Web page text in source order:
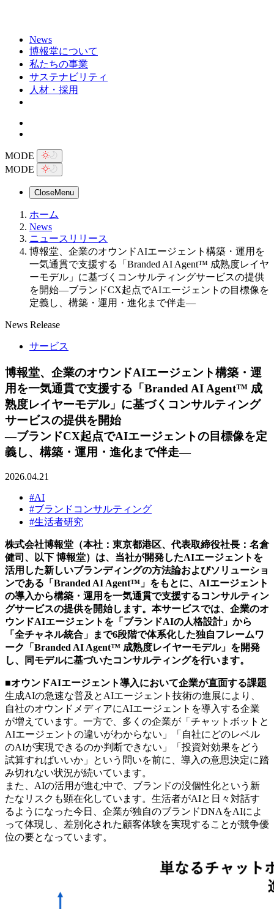
News
博報堂について
私たちの事業
サステナビリティ
人材・採用
MODE
MODE
CloseMenu
ホーム
News
ニュースリリース
博報堂、企業のオウンドAIエージェント構築・運用を
一気通貫で支援する「Branded AI Agent™ 成熟度レイヤ
ーモデル」に基づくコンサルティングサービスの提供
を開始―ブランドCX起点でAIエージェントの目標像を
定義し、構築・運用・進化まで伴走―
News Release
サービス
博報堂、企業のオウンドAIエージェント構築・運
用を一気通貫で支援する「Branded AI Agent™ 成
熟度レイヤーモデル」に基づくコンサルティング
サービスの提供を開始
―ブランドCX起点でAIエージェントの目標像を定
義し、構築・運用・進化まで伴走―
2026.04.21
#AI
#ブランドコンサルティング
#生活者研究
株式会社博報堂（本社：東京都港区、代表取締役社長：名倉
健司、以下 博報堂）は、当社が開発したAIエージェントを
活用した新しいブランディングの方法論およびソリューショ
ンである「Branded AI Agent™」をもとに、AIエージェント
の導入から構築・運用を一気通貫で支援するコンサルティン
グサービスの提供を開始します。本サービスでは、企業のオ
ウンドAIエージェントを「ブランドAIの人格設計」から
「全チャネル統合」まで6段階で体系化した独自フレームワ
ーク「Branded AI Agent™ 成熟度レイヤーモデル」を開発
し、同モデルに基づいたコンサルティングを行います。
■オウンドAIエージェント導入において企業が直面する課題
生成AIの急速な普及とAIエージェント技術の進展により、
自社のオウンドメディアにAIエージェントを導入する企業
が増えています。一方で、多くの企業が「チャットボットと
AIエージェントの違いがわからない」「自社にどのレベル
のAIが実現できるのか判断できない」「投資対効果をどう
試算すればいいか」という問いを前に、導入の意思決定に踏
み切れない状況が続いています。
また、AIの活用が進む中で、ブランドの没個性化という新
たなリスクも顕在化しています。生活者がAIと日々対話す
るようになった今日、企業が独自のブランドDNAをAIによ
って体現し、差別化された顧客体験を実現することが競争優
位の要となっています。